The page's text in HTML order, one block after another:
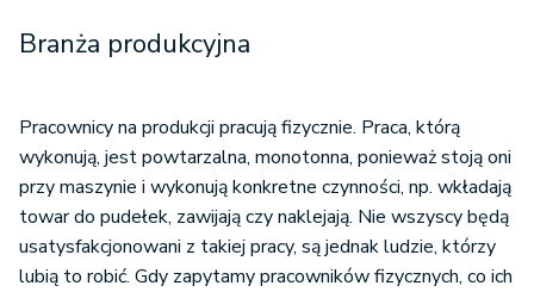
Branża produkcyjna
Pracownicy na produkcji pracują fizycznie. Praca, którą
wykonują, jest powtarzalna, monotonna, ponieważ stoją oni
przy maszynie i wykonują konkretne czynności, np. wkładają
towar do pudełek, zawijają czy naklejają. Nie wszyscy będą
usatysfakcjonowani z takiej pracy, są jednak ludzie, którzy
lubią to robić. Gdy zapytamy pracowników fizycznych, co ich